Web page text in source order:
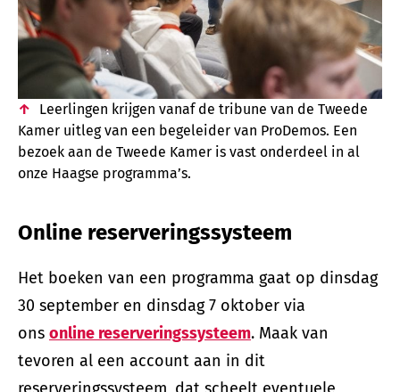
Leerlingen krijgen vanaf de tribune van de Tweede
Kamer uitleg van een begeleider van ProDemos. Een
bezoek aan de Tweede Kamer is vast onderdeel in al
onze Haagse programma’s.
Online reserveringssysteem
Het boeken van een programma gaat op dinsdag
30 september en dinsdag 7 oktober via
ons online reserveringssysteem. Maak van
tevoren al een account aan in dit